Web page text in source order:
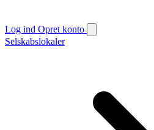
Log ind Opret konto
Selskabslokaler